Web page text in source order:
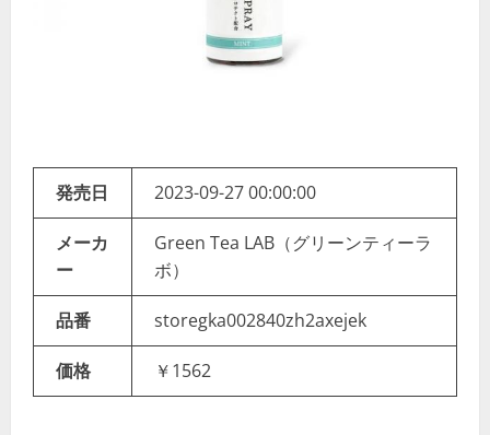
発売日 2023-09-27 00:00:00
メーカ
ー
Green Tea LAB（グリーンティーラ
ボ）
品番 storegka002840zh2axejek
価格 ￥1562